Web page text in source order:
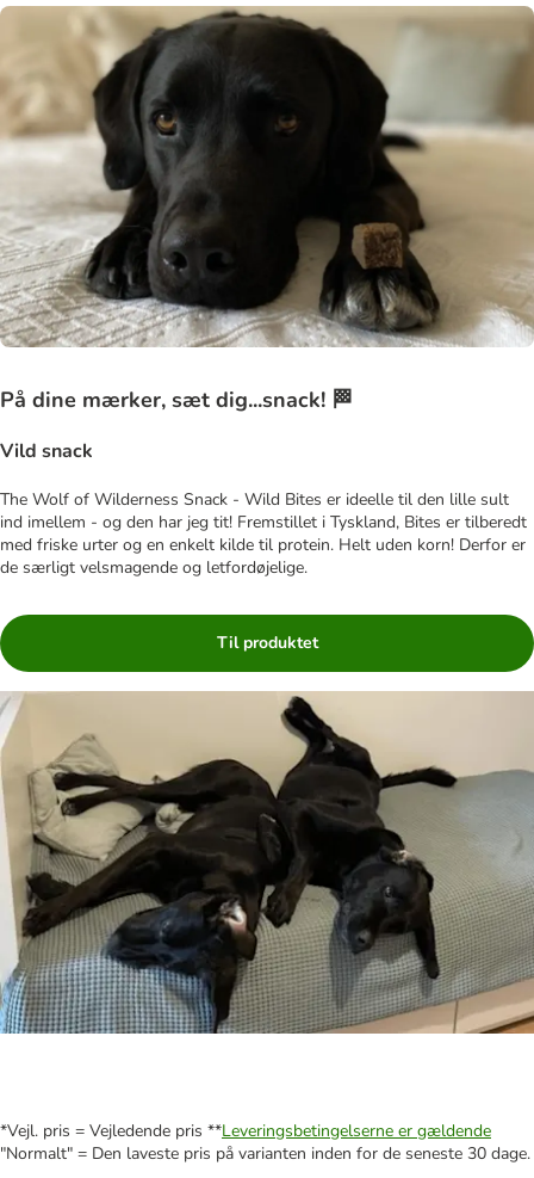
På dine mærker, sæt dig...snack! 🏁
Vild snack
The Wolf of Wilderness Snack - Wild Bites er ideelle til den lille sult
ind imellem - og den har jeg tit! Fremstillet i Tyskland, Bites er tilberedt
med friske urter og en enkelt kilde til protein. Helt uden korn! Derfor er
de særligt velsmagende og letfordøjelige.
Til produktet
*Vejl. pris = Vejledende pris **Leveringsbetingelserne er gældende
"Normalt" = Den laveste pris på varianten inden for de seneste 30 dage.